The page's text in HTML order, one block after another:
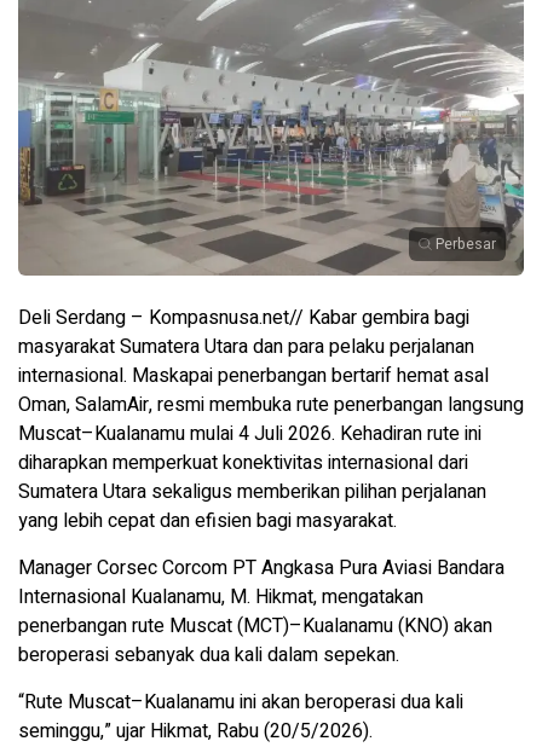
Perbesar
Deli Serdang – Kompasnusa.net// Kabar gembira bagi
masyarakat Sumatera Utara dan para pelaku perjalanan
internasional. Maskapai penerbangan bertarif hemat asal
Oman, SalamAir, resmi membuka rute penerbangan langsung
Muscat–Kualanamu mulai 4 Juli 2026. Kehadiran rute ini
diharapkan memperkuat konektivitas internasional dari
Sumatera Utara sekaligus memberikan pilihan perjalanan
yang lebih cepat dan efisien bagi masyarakat.
Manager Corsec Corcom PT Angkasa Pura Aviasi Bandara
Internasional Kualanamu, M. Hikmat, mengatakan
penerbangan rute Muscat (MCT)–Kualanamu (KNO) akan
beroperasi sebanyak dua kali dalam sepekan.
“Rute Muscat–Kualanamu ini akan beroperasi dua kali
seminggu,” ujar Hikmat, Rabu (20/5/2026).